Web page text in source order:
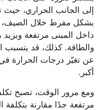
إلى الجانب الحراري،
بشكل مفرط خلال الصيف،
داخل المبنى مرتفعة
والطاقة. كذلك، قد يتسبب
عن تغيّر درجات الحرارة
أكبر.
ومع مرور الوقت، تصبح
مرتفعة جدًا مقارنة بتكلفة